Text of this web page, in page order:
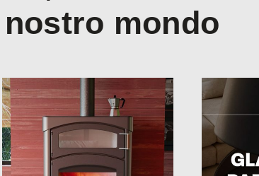
mondo